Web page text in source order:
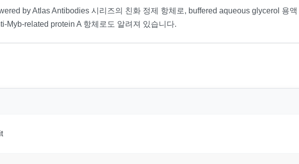
by Atlas Antibodies 시리즈의 친화 정제 항체로, buffered aqueous glycerol 용
Myb-related protein A 항체로도 알려져 있습니다.